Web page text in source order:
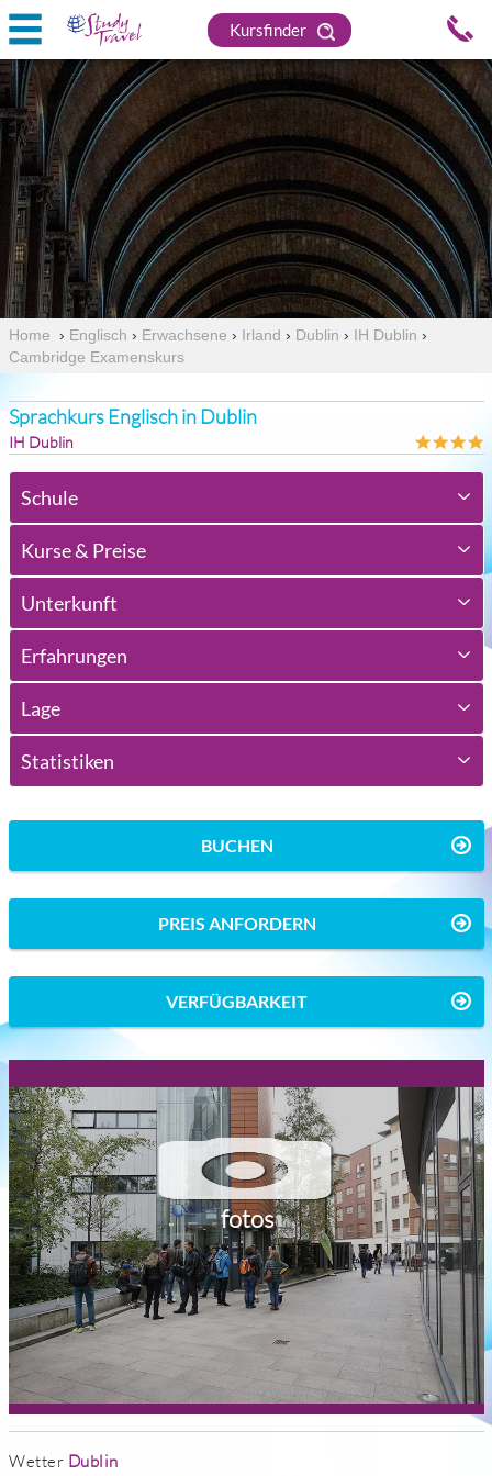
Kursfinder
Home › Englisch › Erwachsene › Irland › Dublin › IH Dublin ›
Cambridge Examenskurs
Sprachkurs Englisch in Dublin
IH Dublin
Schule
Kurse & Preise
Unterkunft
Erfahrungen
Lage
Statistiken
BUCHEN
PREIS ANFORDERN
VERFÜGBARKEIT
fotos
Wetter Dublin